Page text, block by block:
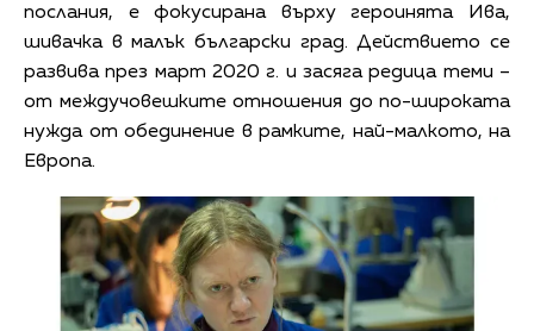
послания, е фокусирана върху героинята Ива,
шивачка в малък български град. Действието се
развива през март 2020 г. и засяга редица теми –
от междучовешките отношения до по-широката
нужда от обединение в рамките, най-малкото, на
Европа.